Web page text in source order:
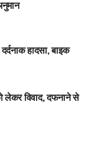
हादसा, बाइक
लेकर विवाद, दफनाने से